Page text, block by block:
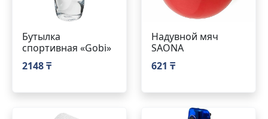
Бутылка
спортивная «Gobi»
2148 ₸
Надувной мяч
SAONA
621 ₸